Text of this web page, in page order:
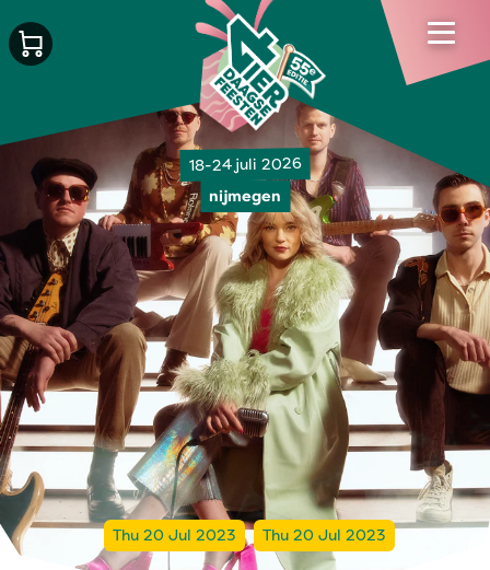
18-24 juli 2026
nijmegen
Thu 20 Jul 2023 Thu 20 Jul 2023